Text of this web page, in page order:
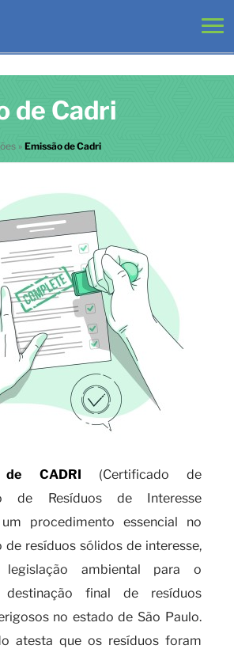
de Cadri
» Emissão de Cadri
de CADRI (Certificado de
de Resíduos de Interesse
procedimento essencial no
de resíduos sólidos de interesse,
ambiental para o
final de resíduos
no estado de São Paulo.
atesta que os resíduos foram